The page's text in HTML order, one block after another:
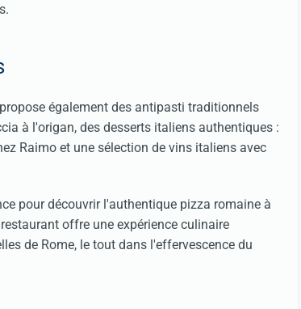
également des antipasti traditionnels
à l'origan, des desserts italiens authentiques :
Raimo et une sélection de vins italiens avec
pour découvrir l'authentique pizza romaine à
offre une expérience culinaire
de Rome, le tout dans l'effervescence du